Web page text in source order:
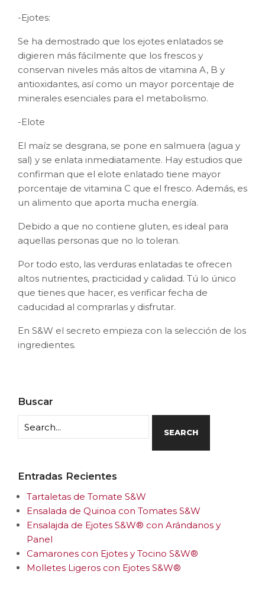
-Ejotes:
Se ha demostrado que los ejotes enlatados se
digieren más fácilmente que los frescos y
conservan niveles más altos de vitamina A, B y
antioxidantes, así como un mayor porcentaje de
minerales esenciales para el metabolismo.
-Elote
El maíz se desgrana, se pone en salmuera (agua y
sal) y se enlata inmediatamente. Hay estudios que
confirman que el elote enlatado tiene mayor
porcentaje de vitamina C que el fresco. Además, es
un alimento que aporta mucha energía.
Debido a que no contiene gluten, es ideal para
aquellas personas que no lo toleran.
Por todo esto, las verduras enlatadas te ofrecen
altos nutrientes, practicidad y calidad. Tú lo único
que tienes que hacer, es verificar fecha de
caducidad al comprarlas y disfrutar.
En S&W el secreto empieza con la selección de los
ingredientes.
Buscar
SEARCH
Entradas Recientes
Tartaletas de Tomate S&W
Ensalada de Quinoa con Tomates S&W
Ensalajda de Ejotes S&W® con Arándanos y
Panel
Camarones con Ejotes y Tocino S&W®
Molletes Ligeros con Ejotes S&W®